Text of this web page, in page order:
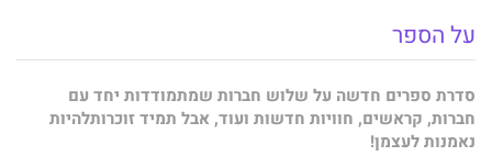
על הספר
סדרת ספרים חדשה על שלוש חברות שמתמודדות יחד עם
חברוּת, קראשים, חוויות חדשות ועוד, אבל תמיד זוכרותלהיות
נאמנות לעצמן!